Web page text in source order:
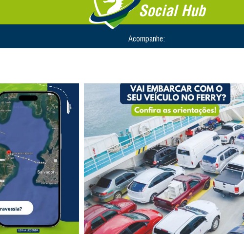
Social Hub
Acompanhe: